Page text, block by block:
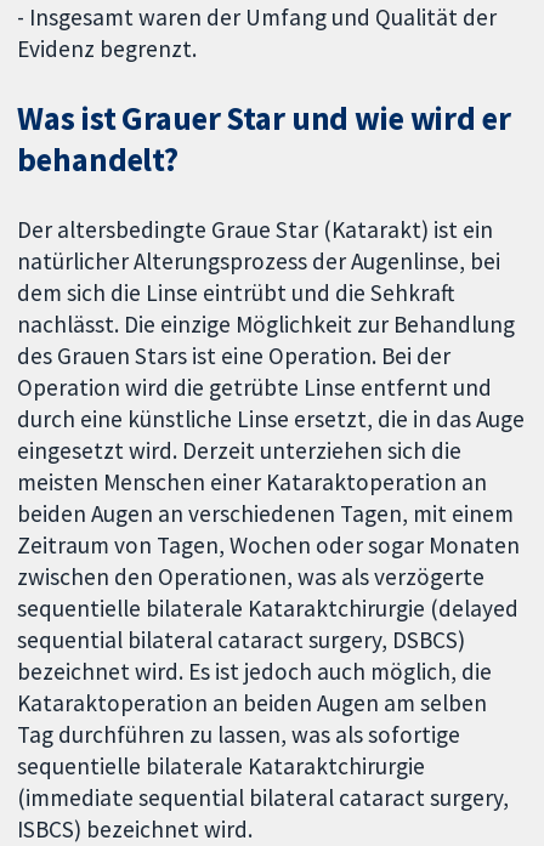
- Insgesamt waren der Umfang und Qualität der
Evidenz begrenzt.
Was ist Grauer Star und wie wird er
behandelt?
Der altersbedingte Graue Star (Katarakt) ist ein
natürlicher Alterungsprozess der Augenlinse, bei
dem sich die Linse eintrübt und die Sehkraft
nachlässt. Die einzige Möglichkeit zur Behandlung
des Grauen Stars ist eine Operation. Bei der
Operation wird die getrübte Linse entfernt und
durch eine künstliche Linse ersetzt, die in das Auge
eingesetzt wird. Derzeit unterziehen sich die
meisten Menschen einer Kataraktoperation an
beiden Augen an verschiedenen Tagen, mit einem
Zeitraum von Tagen, Wochen oder sogar Monaten
zwischen den Operationen, was als verzögerte
sequentielle bilaterale Kataraktchirurgie (delayed
sequential bilateral cataract surgery, DSBCS)
bezeichnet wird. Es ist jedoch auch möglich, die
Kataraktoperation an beiden Augen am selben
Tag durchführen zu lassen, was als sofortige
sequentielle bilaterale Kataraktchirurgie
(immediate sequential bilateral cataract surgery,
ISBCS) bezeichnet wird.